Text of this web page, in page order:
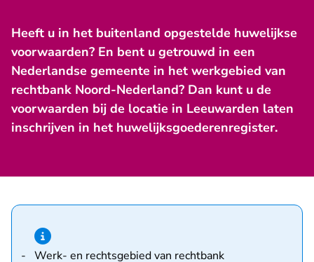
Heeft u in het buitenland opgestelde huwelijkse
voorwaarden? En bent u getrouwd in een
Nederlandse gemeente in het werkgebied van
rechtbank Noord-Nederland? Dan kunt u de
voorwaarden bij de locatie in Leeuwarden laten
inschrijven in het huwelijksgoederenregister.
Hint van type informatie
Werk- en rechtsgebied van rechtbank